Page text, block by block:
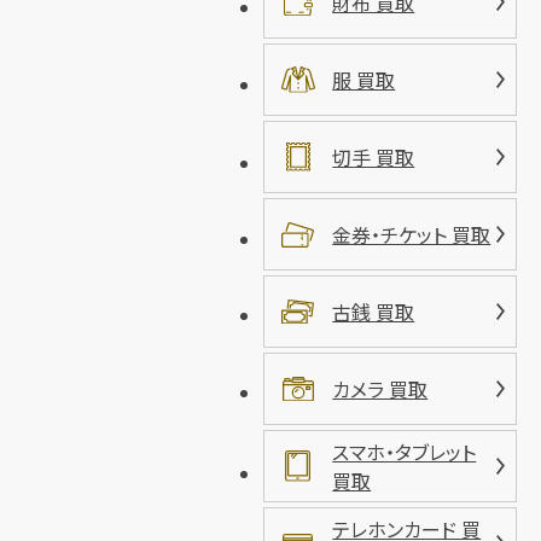
服 買取
切手 買取
金券・チケット 買取
古銭 買取
カメラ 買取
スマホ・タブレット
買取
テレホンカード 買